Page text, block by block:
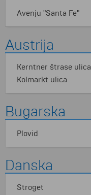
Avenju "Santa Fe"
Austrija
Kerntner štrase ulica
Kolmarkt ulica
Bugarska
Plovid
Danska
Stroget